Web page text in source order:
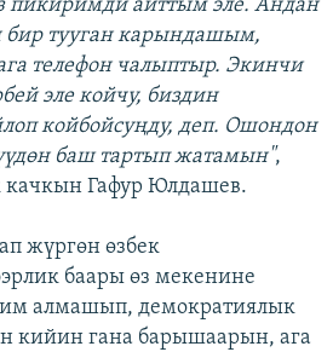
пикиримди айттым эле. Андан
бир тууган карындашым,
телефон чалыптыр. Экинчи
эле койчу, биздин
койбойсуңду, деп. Ошондон
баш тартып жатамын",
качкын Гафур Юлдашев.
жүргөн өзбек
баары өз мекенине
алмашып, демократиялык
кийин гана барышаарын, ага